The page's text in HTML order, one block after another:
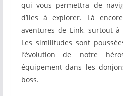
qui vous permettra de
d’iles à explorer. Là
aventures de Link, surtout à
Les similitudes sont
l’évolution de notre
équipement dans les
boss.